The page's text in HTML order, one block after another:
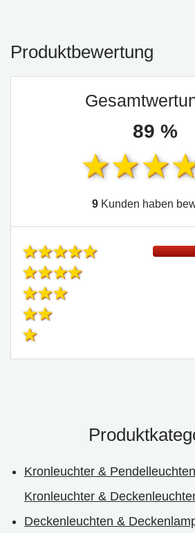
Produktbewertung
89 %
9Kunden haben
Kronleuchter & Pendelleuchten
Kronleuchter &
Deckenleuchten &